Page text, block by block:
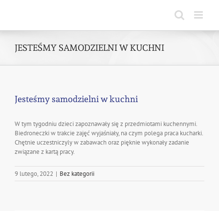
JESTEŚMY SAMODZIELNI W KUCHNI
Jesteśmy samodzielni w kuchni
W tym tygodniu dzieci zapoznawały się z przedmiotami kuchennymi.
Biedroneczki w trakcie zajęć wyjaśniały, na czym polega praca kucharki.
Chętnie uczestniczyly w zabawach oraz pięknie wykonały zadanie
związane z kartą pracy.
9 lutego, 2022 | Bez kategorii